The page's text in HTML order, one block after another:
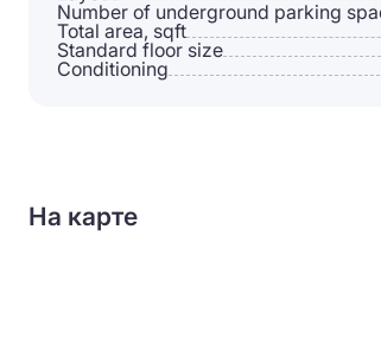
Number of underground parking
Total area, sqft
Standard floor size
Conditioning
На карте